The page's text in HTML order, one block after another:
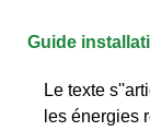
Guide
Le texte
les énergies